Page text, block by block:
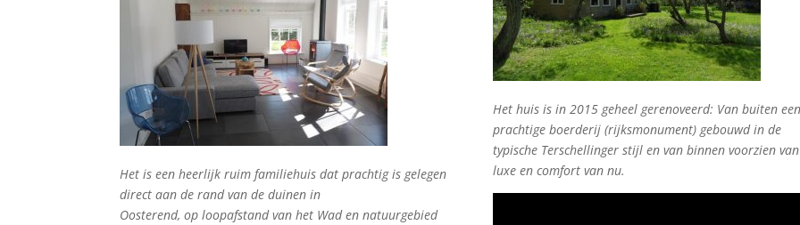
Het is een heerlijk ruim familiehuis dat prachtig is gelegen
direct aan de rand van de duinen in
Oosterend, op loopafstand van het Wad en natuurgebied
Het huis is in 2015 geheel gerenoveerd: Van buiten een
prachtige boerderij (rijksmonument) gebouwd in de
typische Terschellinger stijl en van binnen voorzien
luxe en comfort van nu.